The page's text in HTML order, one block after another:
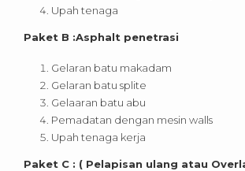
Upah tenaga
Paket B :Asphalt penetrasi
Gelaran batu makadam
Gelaran batu splite
Gelaaran batu abu
Pemadatan dengan mesin walls
Upah tenaga kerja
Paket C : ( Pelapisan ulang atau